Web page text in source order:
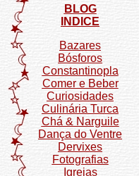
BLOG
INDICE
Bazares
Bósforos
Constantinopla
Comer e Beber
Curiosidades
Culinária Turca
Chá & Narguile
Dança do Ventre
Dervixes
Fotografias
Igrejas